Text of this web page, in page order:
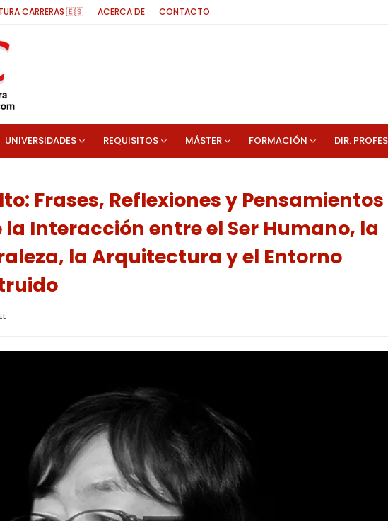
CARRERAS 🇪🇸 ACERCA DE CONTACTO
UNIVERSIDADES REQUISITOS MÁSTER FORMACIÓN DIR.
Frases, Reflexiones y Pensamientos
la Interacción entre el Ser Humano, la
la Arquitectura y el Entorno